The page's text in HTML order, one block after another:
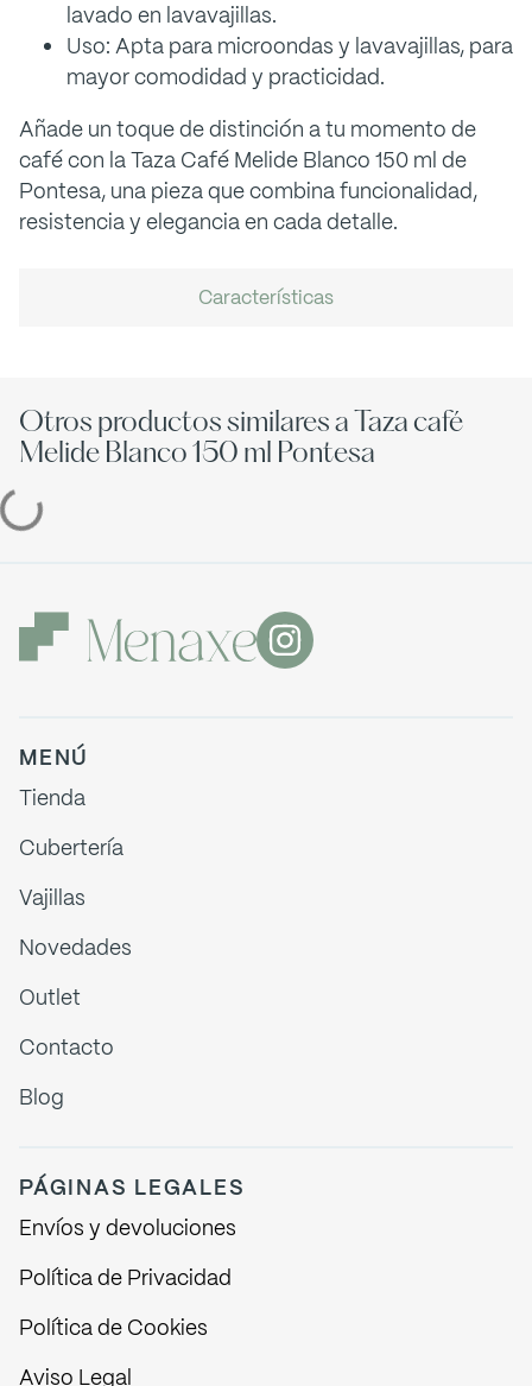
Características
lavado en lavavajillas.
Uso: Apta para microondas y lavavajillas, para
mayor comodidad y practicidad.
Añade un toque de distinción a tu momento de
café con la Taza Café Melide Blanco 150 ml de
Pontesa, una pieza que combina funcionalidad,
resistencia y elegancia en cada detalle.
Otros productos similares a Taza café
Melide Blanco 150 ml Pontesa
MENÚ
Tienda
Cubertería
Vajillas
Novedades
Outlet
Contacto
Blog
PÁGINAS LEGALES
Envíos y devoluciones
Política de Privacidad
Política de Cookies
Aviso Legal